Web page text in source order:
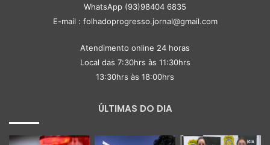
WhatsApp (93)98404 6835
E-mail : folhadoprogresso.jornal@gmail.com
Atendimento online 24 horas
Local das 7:30hrs às 11:30hrs
13:30hrs às 18:00hrs
ÚLTIMAS DO DIA